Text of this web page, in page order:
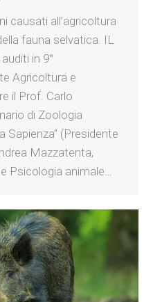
causati all’agricoltura
fauna selvatica. IL
in 9°
Agricoltura e
il Prof. Carlo
di Zoologia
Sapienza” (Presidente
Mazzatenta,
Psicologia animale…